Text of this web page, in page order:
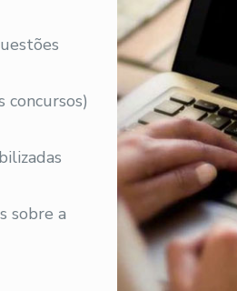
concursos)
sobre a